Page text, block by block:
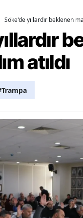
Yalova
Karabük
Kilis
Söke'de yıllardır beklenen
atıldı